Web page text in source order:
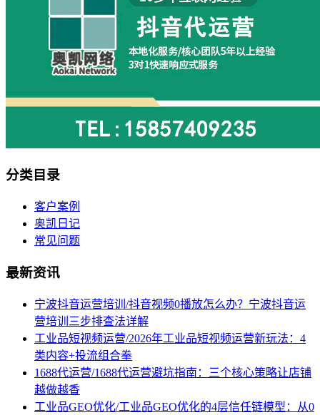
分类目录
客户案例
奥凯日记
常见问题
最新资讯
宁波抖音运营培训/抖音视频0播放怎么办？宁波抖音运
营培训三步排查法详解
工业品短视频运营/2026年工业品短视频运营新玩法：4
类内容+投流组合拳
1688代运营/1688代运营避坑指南：三个核心策略让店铺
越做越香
工业品GEO优化/工业品GEO优化的4层信任链模型：从0